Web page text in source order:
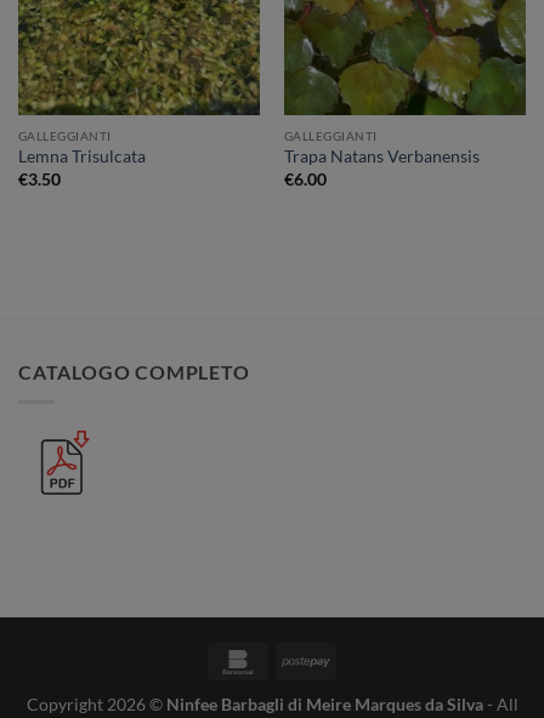
GALLEGGIANTI
Lemna Trisulcata
€3.50
GALLEGGIANTI
Trapa Natans Verbanensis
€6.00
CATALOGO COMPLETO
BankomatPostepay
Copyright 2026 © Ninfee Barbagli di Meire Marques da Silva- All